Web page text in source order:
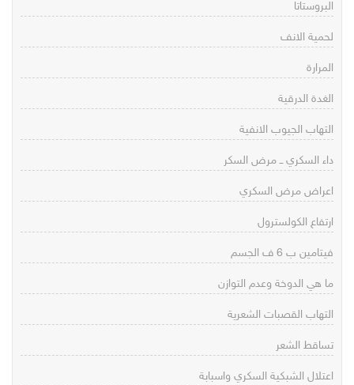
البروستاتا
لحمية الانف
المرارة
الغدة الدرقية
التهاب الجيوب الانفية
داء السكري ــ مرض السكر
اعراض مرض السكري
ارتفاع الكولسترول
فيتامين ب 6 ف الجسم
ما هي الدوخة وعدم التوازن
التهاب القصبات الشعرية
تساقط الشعر
اعتلال الشبكية السكري واسبابة